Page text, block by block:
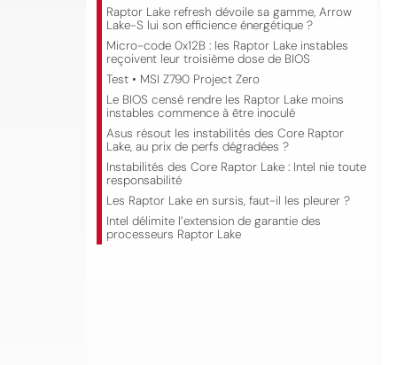
Raptor Lake refresh dévoile sa gamme, Arrow
Lake-S lui son efficience énergétique ?
Micro-code 0x12B : les Raptor Lake instables
reçoivent leur troisième dose de BIOS
Test • MSI Z790 Project Zero
Le BIOS censé rendre les Raptor Lake moins
instables commence à être inoculé
Asus résout les instabilités des Core Raptor
Lake, au prix de perfs dégradées ?
Instabilités des Core Raptor Lake : Intel nie toute
responsabilité
Les Raptor Lake en sursis, faut-il les pleurer ?
Intel délimite l’extension de garantie des
processeurs Raptor Lake